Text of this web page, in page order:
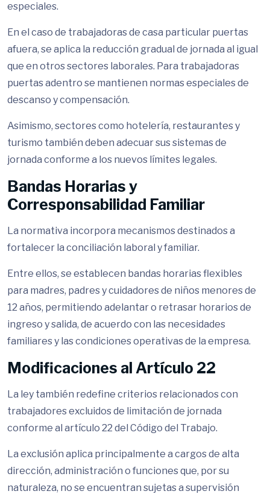
especiales.
En el caso de trabajadoras de casa particular puertas
afuera, se aplica la reducción gradual de jornada al igual
que en otros sectores laborales. Para trabajadoras
puertas adentro se mantienen normas especiales de
descanso y compensación.
Asimismo, sectores como hotelería, restaurantes y
turismo también deben adecuar sus sistemas de
jornada conforme a los nuevos límites legales.
Bandas Horarias y
Corresponsabilidad Familiar
La normativa incorpora mecanismos destinados a
fortalecer la conciliación laboral y familiar.
Entre ellos, se establecen bandas horarias flexibles
para madres, padres y cuidadores de niños menores de
12 años, permitiendo adelantar o retrasar horarios de
ingreso y salida, de acuerdo con las necesidades
familiares y las condiciones operativas de la empresa.
Modificaciones al Artículo 22
La ley también redefine criterios relacionados con
trabajadores excluidos de limitación de jornada
conforme al artículo 22 del Código del Trabajo.
La exclusión aplica principalmente a cargos de alta
dirección, administración o funciones que, por su
naturaleza, no se encuentran sujetas a supervisión